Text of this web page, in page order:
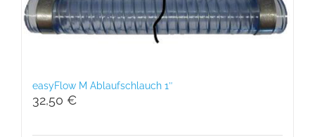
easyFlow M Ablaufschlauch 1″
32,50 €